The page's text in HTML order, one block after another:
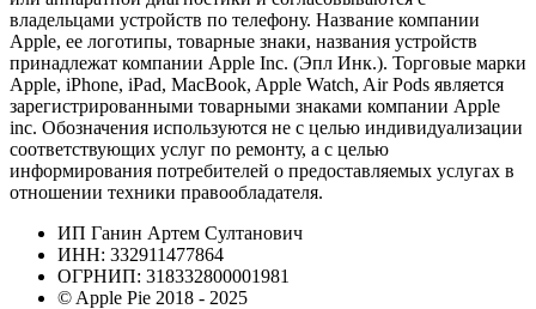
владельцами устройств по телефону. Название компании
Apple, ее логотипы, товарные знаки, названия устройств
принадлежат компании Apple Inc. (Эпл Инк.). Торговые марки
Apple, iPhone, iPad, MacBook, Apple Watch, Air Pods является
зарегистрированными товарными знаками компании Apple
inc. Обозначения используются не с целью индивидуализации
соответствующих услуг по ремонту, а с целью
информирования потребителей о предоставляемых услугах в
отношении техники правообладателя.
ИП Ганин Артем Султанович
ИНН: 332911477864
ОГРНИП: 318332800001981
© Apple Pie 2018 - 2025